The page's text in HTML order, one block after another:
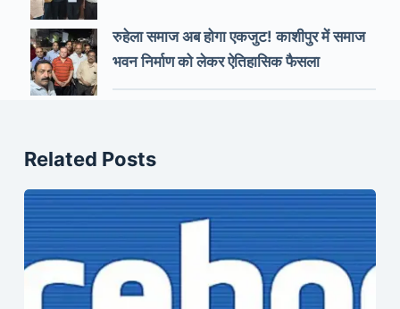
रुहेला समाज अब होगा एकजुट! काशीपुर में समाज
भवन निर्माण को लेकर ऐतिहासिक फैसला
Related Posts